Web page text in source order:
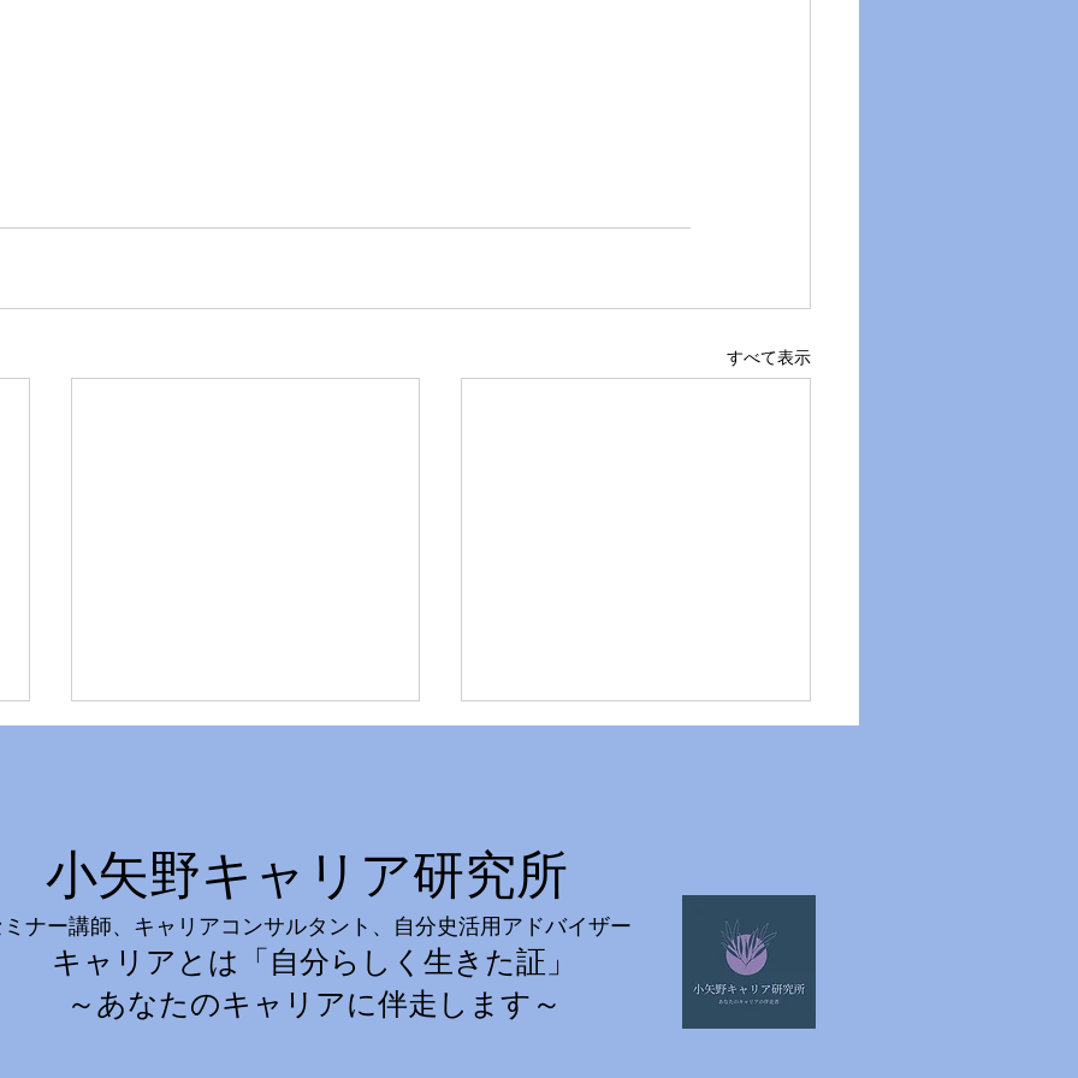
すべて表示
(受講者募集中です）
8/22（土）開催 自分史活用
アドバイザー認定講座（オン
ラインコース）
87歳の著者と伴走した自分史
が完成、お誕生日に納品
小矢野キャリア研究所
ナー講師、キャリアコンサルタント、自分史活用アドバイザー
キャリアとは「自分らしく生きた証」
～あなたのキャリアに伴走します～